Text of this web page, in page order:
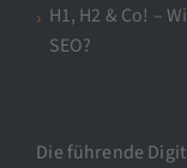
H1, H2 & Co! –
SEO?
Die führende